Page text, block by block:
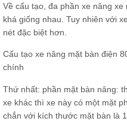
Về cấu tạo, đa phần xe nâng
khá giống nhau. Tuy nhiên với
nét đặc biệt hơn.
Cấu tạo xe nâng mặt bàn điện
chính
Thứ nhất: phần mặt bàn nâng:
xe khác thì xe này có một mặt
chắn với kích thước mặt bàn là